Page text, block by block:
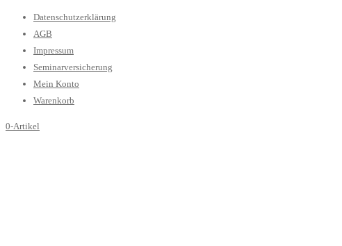
Datenschutzerklärung
AGB
Impressum
Seminarversicherung
Mein Konto
Warenkorb
0-Artikel